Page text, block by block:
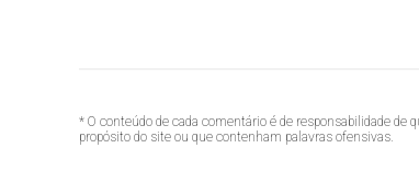
* O conteúdo de cada comentário é de responsabilidade
propósito do site ou que contenham palavras ofensivas.